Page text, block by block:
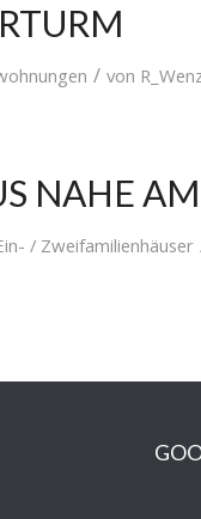
/ von
NAHE AM
/ Zweifamilienhäuser